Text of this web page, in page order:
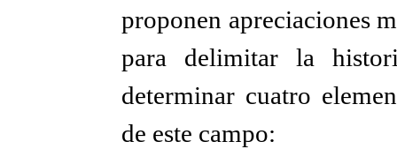
proponen apreciaciones
para delimitar la
determinar cuatro
de este campo: